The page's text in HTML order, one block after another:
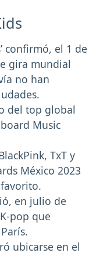
confirmó, el 1 de
gira mundial
no han
del top global
Music
TxT y
México 2023
en julio de
pop que
ubicarse en el